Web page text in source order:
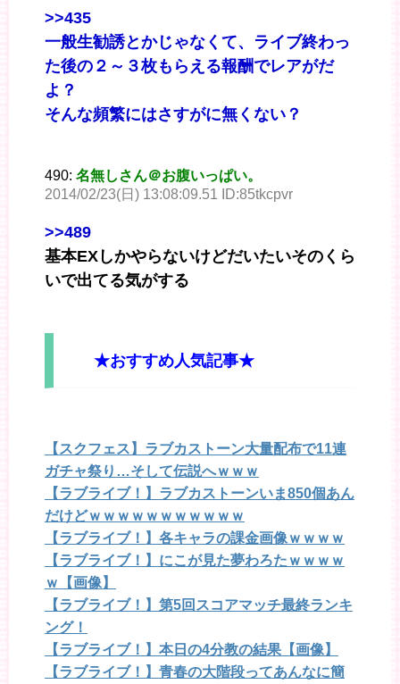
>>435
一般生勧誘とかじゃなくて、ライブ終わっ
た後の２～３枚もらえる報酬でレアがだ
よ？
そんな頻繁にはさすがに無くない？
490: 名無しさん＠お腹いっぱい。
2014/02/23(日) 13:08:09.51 ID:85tkcpvr
>>489
基本EXしかやらないけどだいたいそのくら
いで出てる気がする
★おすすめ人気記事★
【スクフェス】ラブカストーン大量配布で11連
ガチャ祭り…そして伝説へｗｗｗ
【ラブライブ！】ラブカストーンいま850個あん
だけどｗｗｗｗｗｗｗｗｗｗｗ
【ラブライブ！】各キャラの課金画像ｗｗｗｗ
【ラブライブ！】にこが見た夢わろたｗｗｗｗ
ｗ【画像】
【ラブライブ！】第5回スコアマッチ最終ランキ
ング！
【ラブライブ！】本日の4分教の結果【画像】
【ラブライブ！】青春の大階段ってあんなに簡